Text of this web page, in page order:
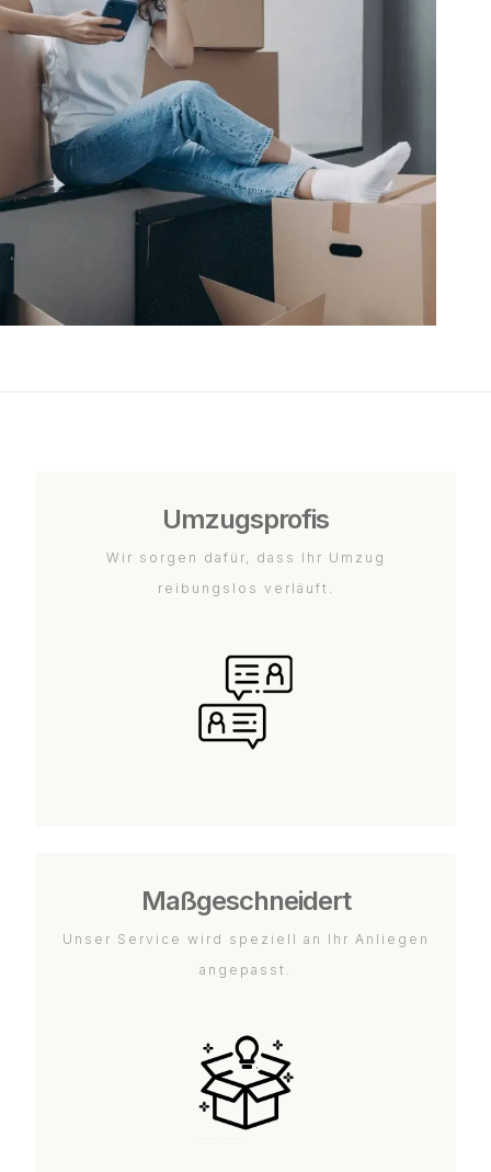
Umzugsprofis
Wir sorgen dafür, dass Ihr Umzug
reibungslos verläuft.
Maßgeschneidert
Unser Service wird speziell an Ihr Anliegen
angepasst.